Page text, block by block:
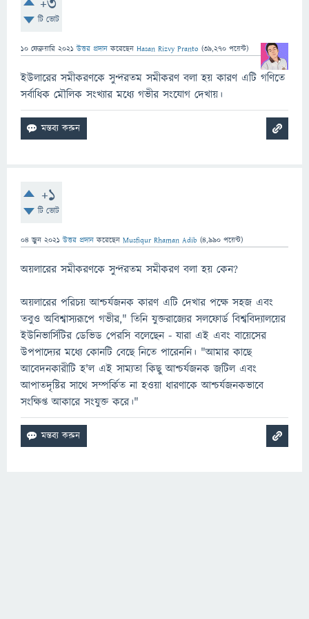
টি ভোট
10 ফেব্রুয়ারি 2021 উত্তর প্রদান করেছেন Hasan Rizvy Pranto (39,270 পয়েন্ট)
ইউলারের সমীকরণকে সুন্দরতম সমীকরণ বলা হয় কারণ এটি গণিতে
সর্বাধিক মৌলিক সংখ্যার মধ্যে গভীর সংযোগ দেখায়।
+1
টি ভোট
04 জুন 2021 উত্তর প্রদান করেছেন Musfiqur Rhaman Adib (4,990 পয়েন্ট)
অয়লারের সমীকরণকে সুন্দরতম সমীকরণ বলা হয় কেন?
অয়লারের পরিচয় আশ্চর্যজনক কারণ এটি দেখার পক্ষে সহজ এবং
তবুও অবিশ্বাস্যরূপে গভীর," তিনি যুক্তরাজ্যের সলফোর্ড বিশ্ববিদ্যালয়ের
ইউনিভার্সিটির ডেভিড পেরসি বলেছেন - যারা এই এবং বায়েসের
উপপাদ্যের মধ্যে কোনটি বেছে নিতে পারেননি। "আমার কাছে
আবেদনকারীটি হ'ল এই সাম্যতা কিছু আশ্চর্যজনক জটিল এবং
আপাতদৃষ্টির সাথে সম্পর্কিত না হওয়া ধারণাকে আশ্চর্যজনকভাবে
সংক্ষিপ্ত আকারে সংযুক্ত করে।"